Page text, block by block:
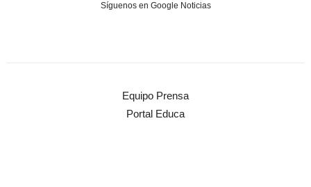
Síguenos en Google Noticias
Equipo Prensa
Portal Educa